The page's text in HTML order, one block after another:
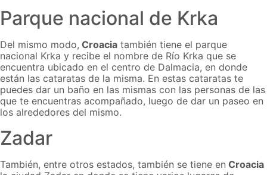
Parque nacional de Krka
Del mismo modo, Croacia también tiene el parque
nacional Krka y recibe el nombre de Río Krka que se
encuentra ubicado en el centro de Dalmacia, en donde
están las cataratas de la misma. En estas cataratas te
puedes dar un baño en las mismas con las personas de las
que te encuentras acompañado, luego de dar un paseo en
los alrededores del mismo.
Zadar
También, entre otros estados, también se tiene en Croacia